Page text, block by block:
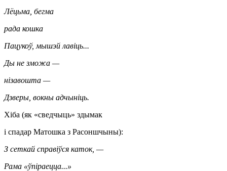
Лёцьма, бегма
рада кошка
Пацукоў, мышэй лавіць...
Ды не зможа —
нізавошта —
Дзверы, вокны адчыніць.
Хіба (як «сведчыць» здымак
і спадар Матошка з Расоншчыны):
З сеткай справіўся каток, —
Рама «ўпіраецца...»